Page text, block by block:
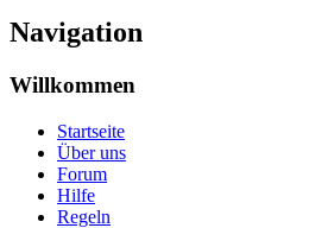
Navigation
Willkommen
Startseite
Über uns
Forum
Hilfe
Regeln